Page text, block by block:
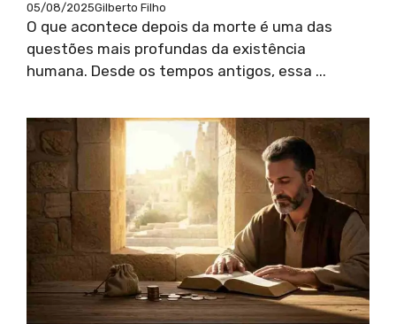
05/08/2025Gilberto Filho
O que acontece depois da morte é uma das
questões mais profundas da existência
humana. Desde os tempos antigos, essa ...